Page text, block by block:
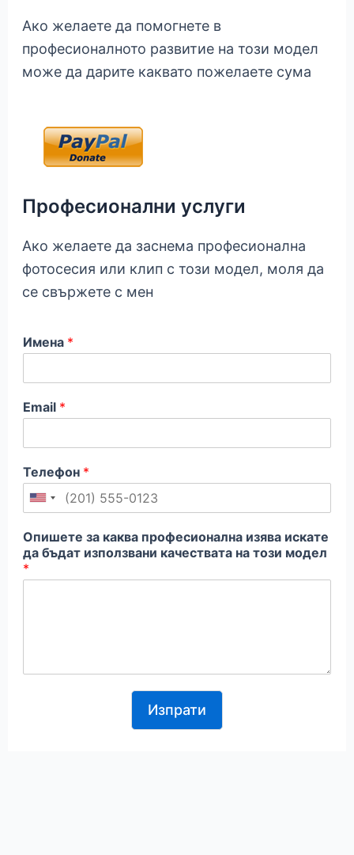
Ако желаете да помогнете в
професионалното развитие на този модел
може да дарите каквато пожелаете сума
Професионални услуги
Ако желаете да заснема професионална
фотосесия или клип с този модел, моля да
се свържете с мен
Имена *
Email *
Телефон *
U
i
Опишете за каква професионална изява искате
да бъдат използвани качествата на този модел
*
Изпрати